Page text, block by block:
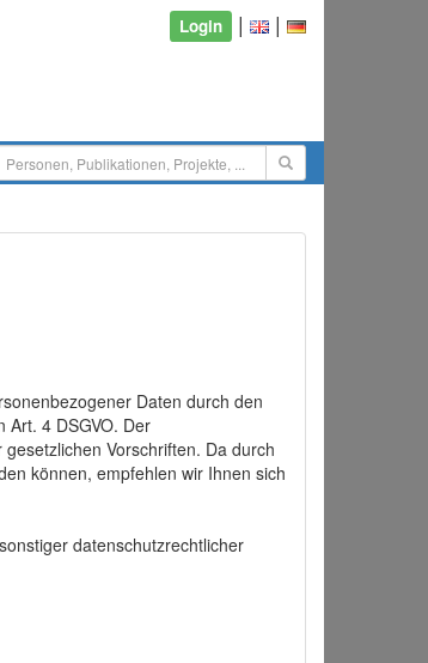
Login | |
Daten durch den
Art. 4 DSGVO. Der
Vorschriften. Da durch
können, empfehlen wir Ihnen sich
datenschutzrechtlicher